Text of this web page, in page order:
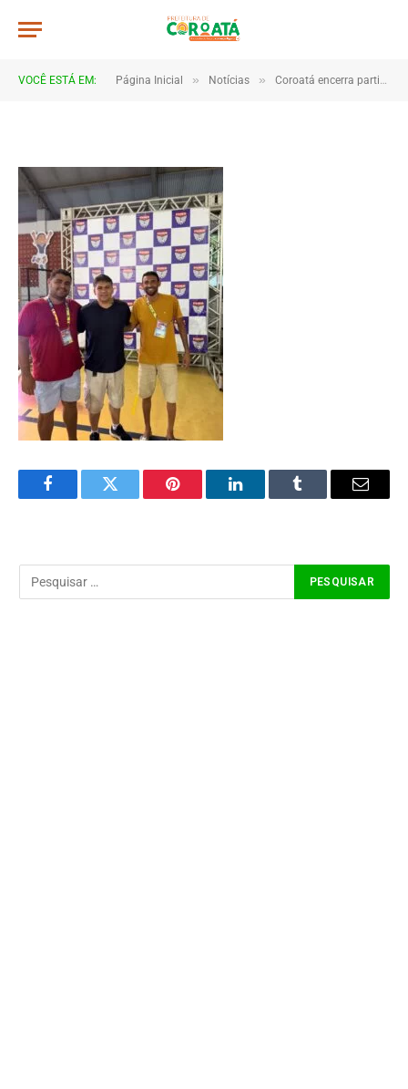
VOCÊ ESTÁ EM: Página Inicial » Notícias » Coroatá encerra participação nos JEM’s Etapa Estadual com diversas medalhas
IMG-20250817-WA0189
FacebookTwitter Pinterest LinkedInTumblr Email